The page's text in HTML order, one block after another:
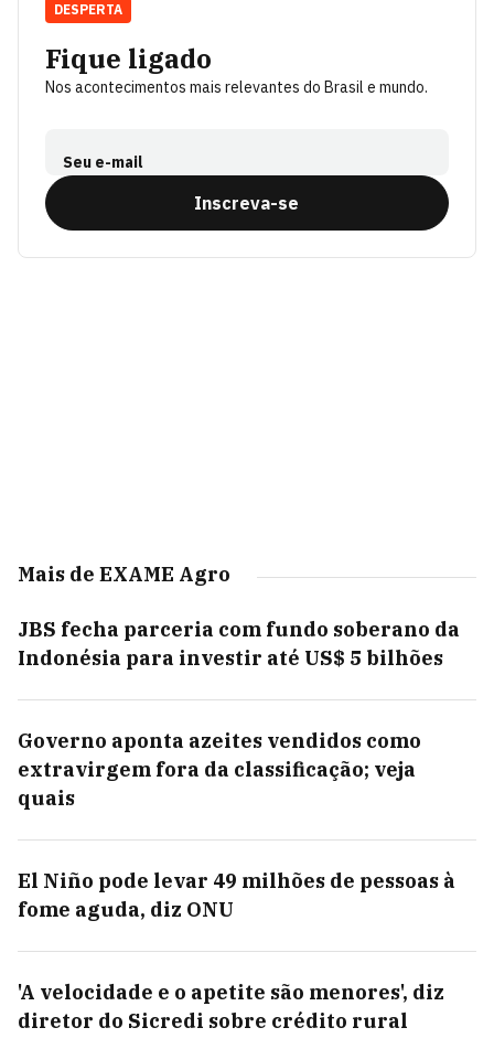
Fique ligado
Nos acontecimentos mais relevantes do Brasil e mundo.
Seu e-mail
Inscreva-se
DESPERTA
Mais de EXAME Agro
JBS fecha parceria com fundo soberano da
Indonésia para investir até US$ 5 bilhões
Governo aponta azeites vendidos como
extravirgem fora da classificação; veja
quais
El Niño pode levar 49 milhões de pessoas à
fome aguda, diz ONU
'A velocidade e o apetite são menores', diz
diretor do Sicredi sobre crédito rural